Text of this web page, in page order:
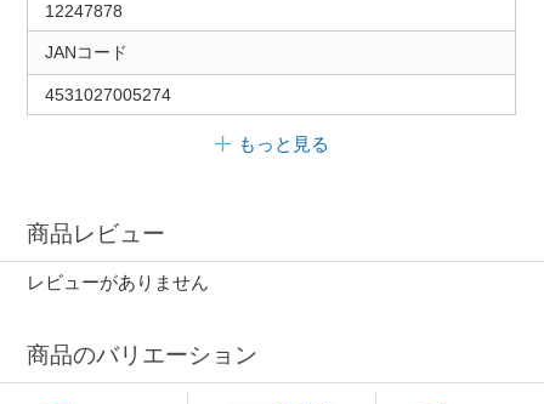
12247878
JANコード
4531027005274
もっと見る
商品レビュー
レビューがありません
商品のバリエーション